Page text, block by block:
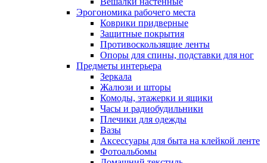
Эрогономика рабочего места
Коврики придверные
Защитные покрытия
Противоскользящие ленты
Опоры для спины, подставки для ног
Предметы интерьера
Зеркала
Жалюзи и шторы
Комоды, этажерки и ящики
Часы и радиобудильники
Плечики для одежды
Вазы
Аксессуары для быта на клейкой ленте
Фотоальбомы